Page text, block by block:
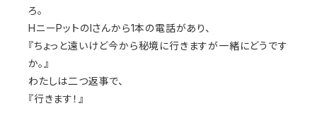
ろ。
HニーPットのIさんから1本の電話があり、
『ちょっと遠いけど今から秘境に行きますが一緒にどうです
か。』
わたしは二つ返事で、
『行きます！』